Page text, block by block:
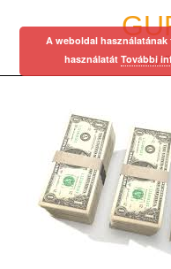
egy
A weboldal
használatát További